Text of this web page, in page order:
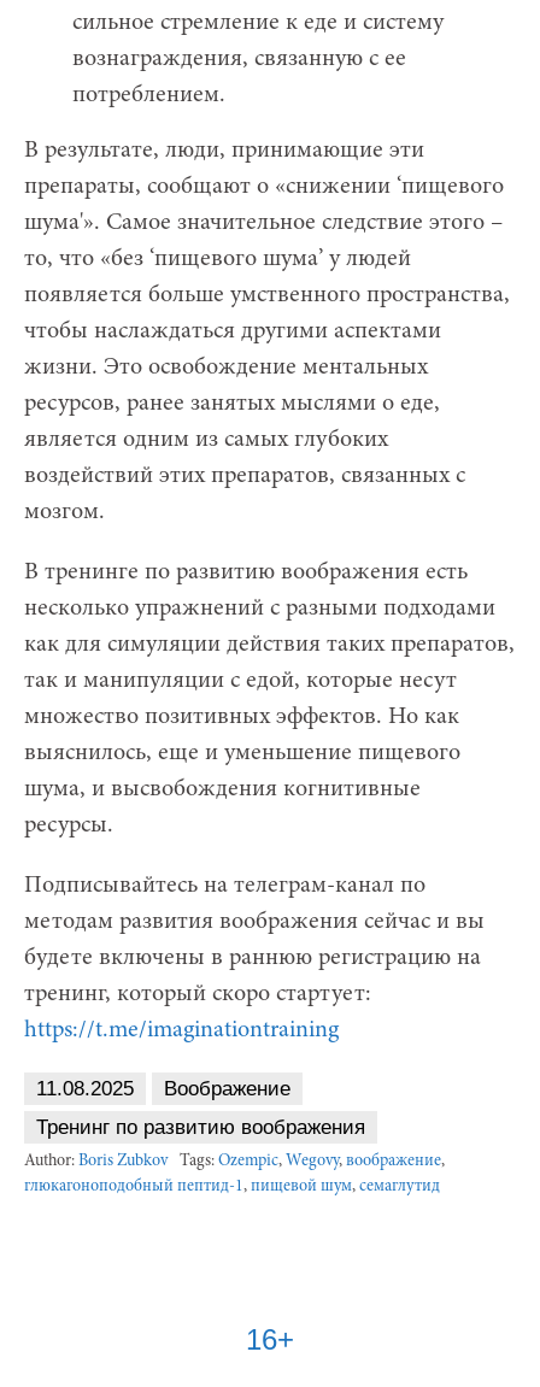
сильное стремление к еде и систему
вознаграждения, связанную с ее
потреблением.
В результате, люди, принимающие эти
препараты, сообщают о «снижении ‘пищевого
шума'». Самое значительное следствие этого –
то, что «без ‘пищевого шума’ у людей
появляется больше умственного пространства,
чтобы наслаждаться другими аспектами
жизни. Это освобождение ментальных
ресурсов, ранее занятых мыслями о еде,
является одним из самых глубоких
воздействий этих препаратов, связанных с
мозгом.
В тренинге по развитию воображения есть
несколько упражнений с разными подходами
как для симуляции действия таких препаратов,
так и манипуляции с едой, которые несут
множество позитивных эффектов. Но как
выяснилось, еще и уменьшение пищевого
шума, и высвобождения когнитивные
ресурсы.
Подписывайтесь на телеграм-канал по
методам развития воображения сейчас и вы
будете включены в раннюю регистрацию на
тренинг, который скоро стартует:
https://t.me/imaginationtraining
11.08.2025
Воображение
Тренинг по развитию воображения
Author: Boris Zubkov Tags: Ozempic, Wegovy, воображение,
глюкагоноподобный пептид-1, пищевой шум, семаглутид
16+